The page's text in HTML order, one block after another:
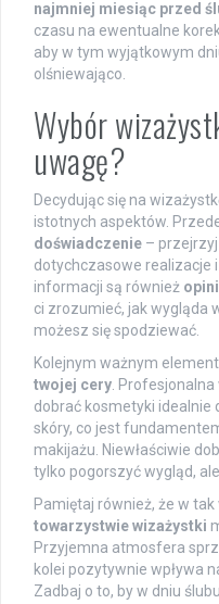
najmniej miesiąc przed
czasu na ewentualne
aby w tym wyjątkowym
olśniewająco.
Wybór
uwagę?
Decydując się na
istotnych aspektów.
doświadczenie –
dotychczasowe realizacje
informacji są również
ci zrozumieć, jak wygląda
możesz się spodziewać.
Kolejnym ważnym
twojej cery .
dobrać kosmetyki idealnie
skóry, co jest
makijażu. Niewłaściwie
tylko pogorszyć wygląd,
Pamiętaj również, że w
towarzystwie wizażystki
Przyjemna atmosfera
kolei pozytywnie wpływa
Zadbaj o to, by w dniu